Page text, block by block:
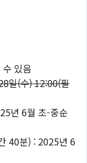
있음
일(수) 12:00(필
년 6월 초-중순
40분) : 2025년 6